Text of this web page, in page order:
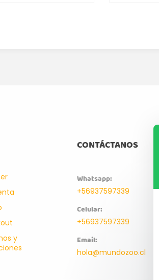
y
CONTÁCTANOS
Whatsapp:
+56937597339
Celular:
+56937597339
Email:
hola@mundozoo.cl